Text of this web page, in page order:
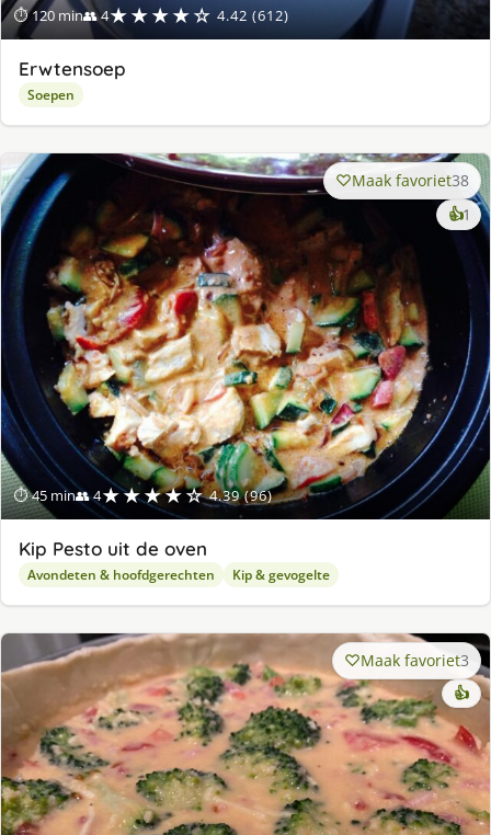
⏱ 120 min👥 4★★★★☆ 4.42 (612)
Erwtensoep
Soepen
⏱ 45 min👥 4★★★★☆ 4.39 (96)
Maak favoriet38
👍1
Kip Pesto uit de oven
Avondeten & hoofdgerechten Kip & gevogelte
Maak favoriet3
👍